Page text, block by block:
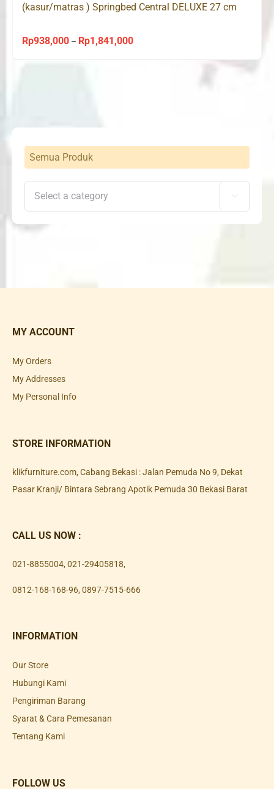
(kasur/matras ) Springbed Central DELUXE 27 cm
Rp938,000 – Rp1,841,000Price
Semua Produk

MY ACCOUNT
My Orders
My Addresses
My Personal Info
STORE INFORMATION
klikfurniture.com, Cabang Bekasi : Jalan Pemuda No 9, Dekat
Pasar Kranji/ Bintara Sebrang Apotik Pemuda 30 Bekasi Barat
CALL US NOW :
021-8855004, 021-29405818,
0812-168-168-96, 0897-7515-666
INFORMATION
Our Store
Hubungi Kami
Pengiriman Barang
Syarat & Cara Pemesanan
Tentang Kami
FOLLOW US